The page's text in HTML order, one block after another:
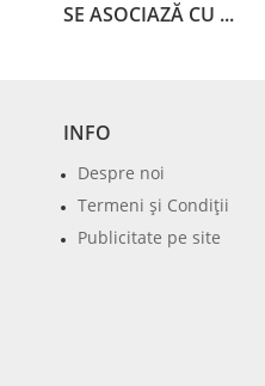
SE ASOCIAZĂ CU ...
INFO
Despre noi
Termeni şi Condiţii
Publicitate pe site